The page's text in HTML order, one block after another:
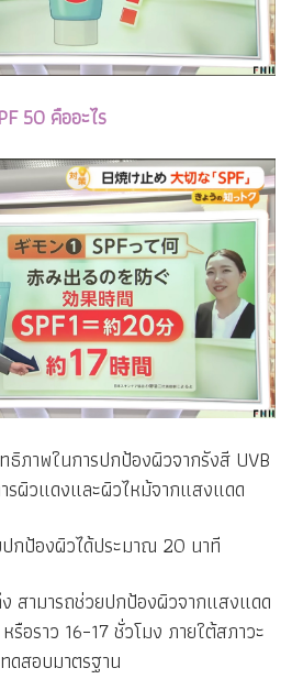
50 คืออะไร
ธิภาพในการปกป้องผิวจากรังสี UVB
รผิวแดงและผิวไหม้จากแสงแดด
ปกป้องผิวได้ประมาณ 20 นาที
สามารถช่วยปกป้องผิวจากแสงแดด
อราว 16–17 ชั่วโมง ภายใต้สภาวะ
ดสอบมาตรฐาน